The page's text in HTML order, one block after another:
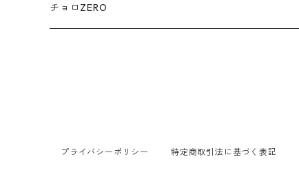
三菱ふそう/ MITSUBISHI FUSO
TLVN - No. LV-70-79
チョロZERO
プライバシーポリシー 特定商取引法に基づく表記